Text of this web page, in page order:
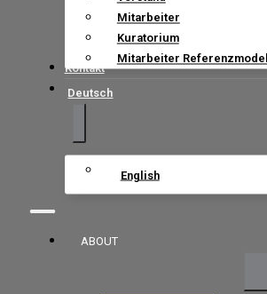
Mitarbeiter
Kuratorium
Mitarbeiter Referenzmodell
Kontakt
Deutsch
English
ABOUT